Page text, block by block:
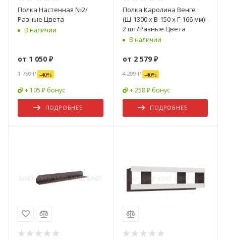
Полка Настенная №2/
Разные Цвета
В наличии
от 1 050 ₽
1 750 ₽ -40%
+ 105 ₽ бонус
ПОДРОБНЕЕ
Полка Каролина Венге
(Ш-1300 х В-150 х Г-166 мм)-
2 шт/Разные Цвета
В наличии
от 2 579 ₽
4 299 ₽ -40%
+ 258 ₽ бонус
ПОДРОБНЕЕ